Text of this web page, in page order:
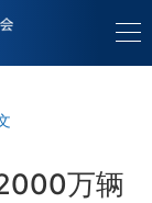
万辆